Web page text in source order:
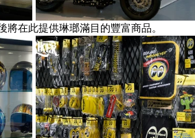
在此提供琳瑯滿目的豐富商品。